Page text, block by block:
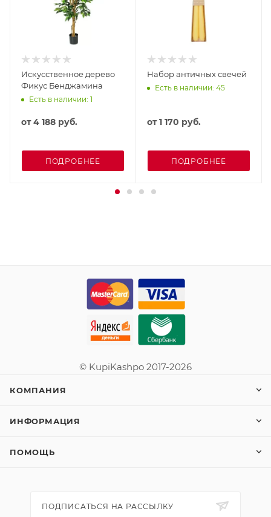
Искусственное дерево
Фикус Бенджамина
Есть в наличии: 1
от4 188 руб.
ПОДРОБНЕЕ
Набор античных свечей
Есть в наличии: 45
от1 170 руб.
ПОДРОБНЕЕ
© KupiKashpo 2017-2026
КОМПАНИЯ
ИНФОРМАЦИЯ
ПОМОЩЬ
ПОДПИСАТЬСЯ НА РАССЫЛКУ